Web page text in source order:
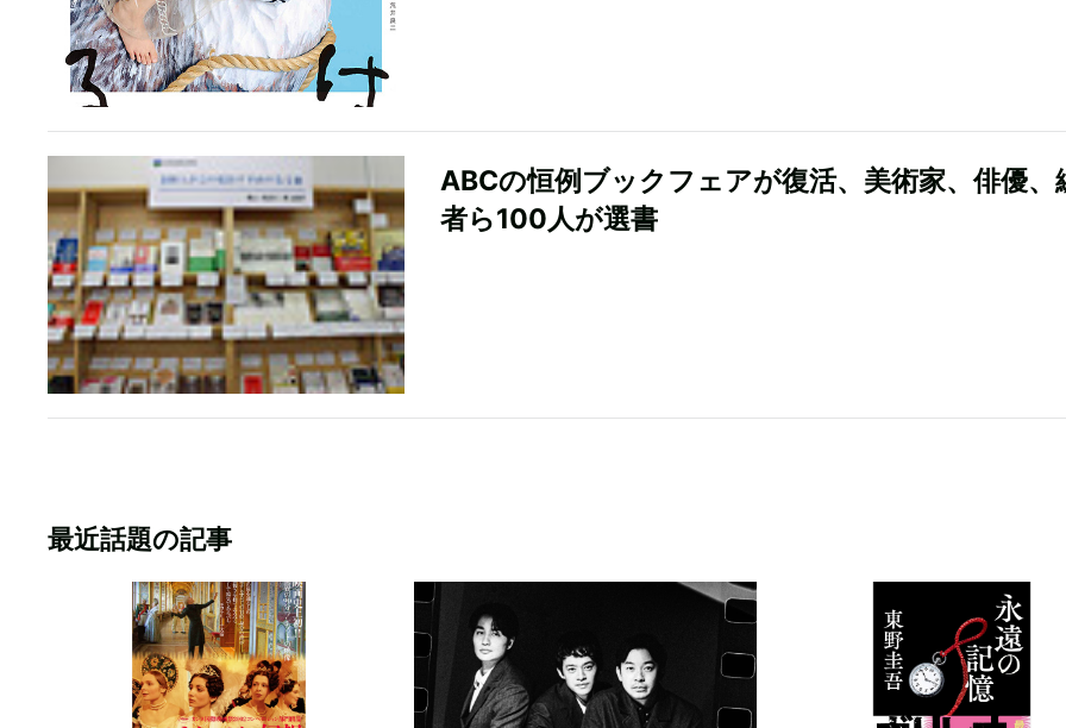
ABCの恒例ブックフェアが復活、美術家、俳優、
者ら100人が選書
最近話題の記事